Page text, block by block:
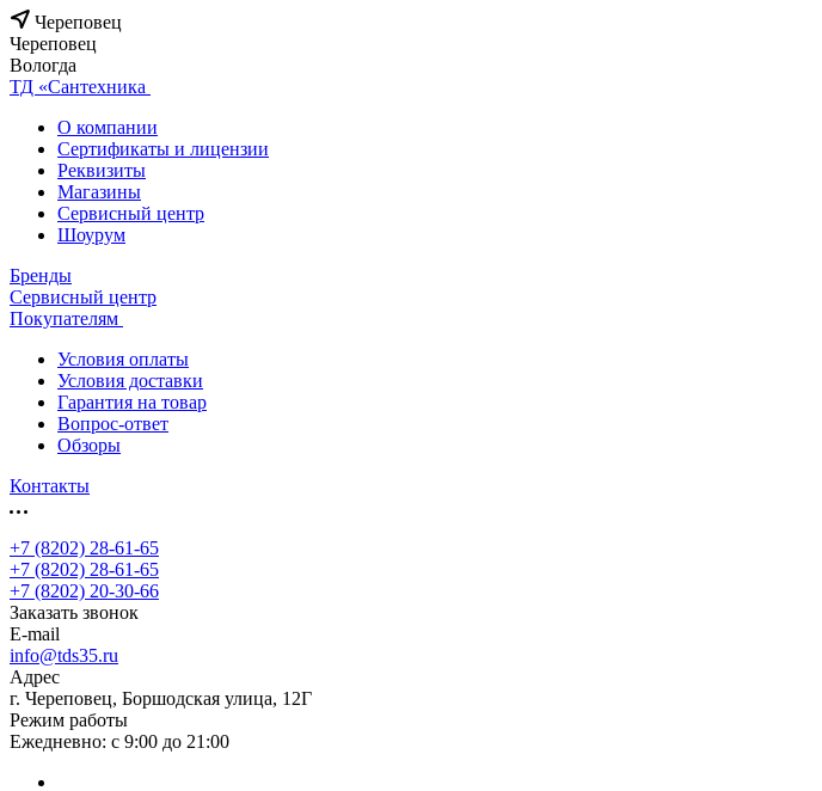
Череповец
Череповец
Вологда
ТД «Сантехника
О компании
Сертификаты и лицензии
Реквизиты
Магазины
Сервисный центр
Шоурум
Бренды
Сервисный центр
Покупателям
Условия оплаты
Условия доставки
Гарантия на товар
Вопрос-ответ
Обзоры
Контакты
+7 (8202) 28‑61-65
+7 (8202) 28‑61-65
+7 (8202) 20‑30-66
Заказать звонок
E-mail
info@tds35.ru
Адрес
г. Череповец, Боршодская улица, 12Г
Режим работы
Ежедневно: с 9:00 до 21:00